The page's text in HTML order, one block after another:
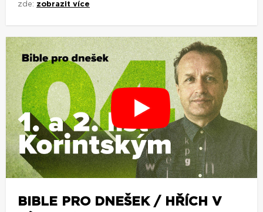
zde: zobrazit více
BIBLE PRO DNEŠEK / HŘÍCH V